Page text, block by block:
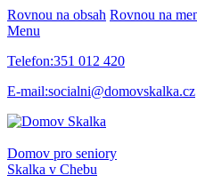
Rovnou na obsah Rovnou na
Menu
Telefon:351 012 420
E-mail:socialni@domovskalka.cz
Domov pro seniory
Skalka v Chebu